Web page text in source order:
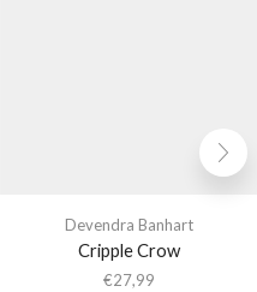
Devendra Banhart
Cripple Crow
€27,99